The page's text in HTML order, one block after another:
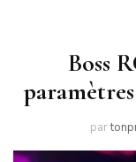
Boss
par